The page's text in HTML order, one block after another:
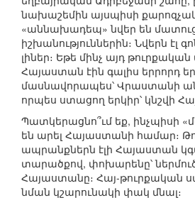
նախաշեմին այսպիսի
«աննախադեպ» նվեր են
իշխանություններին։ Նվերն էլ
լիներ։ Եթե մինչ այդ
Հայաստան էին գալիս երրորդ
մասնավորապես՝ Վրաստանի
որպես ստացող երկիր՝ կնշվի
Պատկերացնո՞ւմ եք, ինչպիսի
են արել Հայաստանի համար։
ապրանքներն էլի Հայաստան
տարածքով, փոխարենը՝
Հայաստանը։ Հայ-թուրքական
նման կշարունակի փակ մնալ։